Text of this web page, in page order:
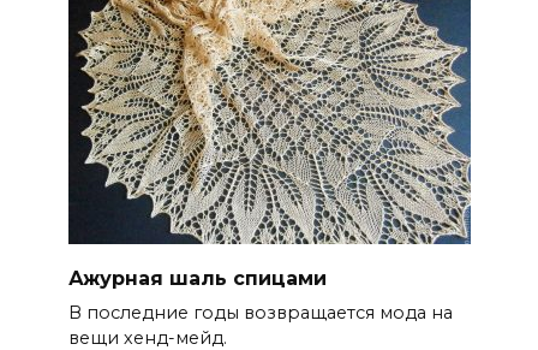
Ажурная шаль спицами
В последние годы возвращается мода на
вещи хенд-мейд.